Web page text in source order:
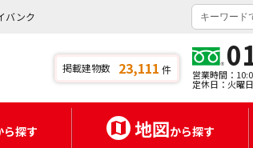
バンク
掲載建物数 23,111 件 営業時間：
定休日：火曜
ら探す 地図から探す